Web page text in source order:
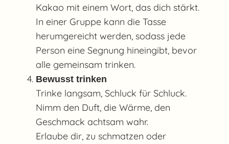
Kakao mit einem Wort, das dich stärkt.
In einer Gruppe kann die Tasse
herumgereicht werden, sodass jede
Person eine Segnung hineingibt, bevor
alle gemeinsam trinken.
Bewusst trinken
Trinke langsam, Schluck für Schluck.
Nimm den Duft, die Wärme, den
Geschmack achtsam wahr.
Erlaube dir, zu schmatzen oder